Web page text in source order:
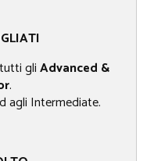
gliAdvanced &
.
agli Intermediate.